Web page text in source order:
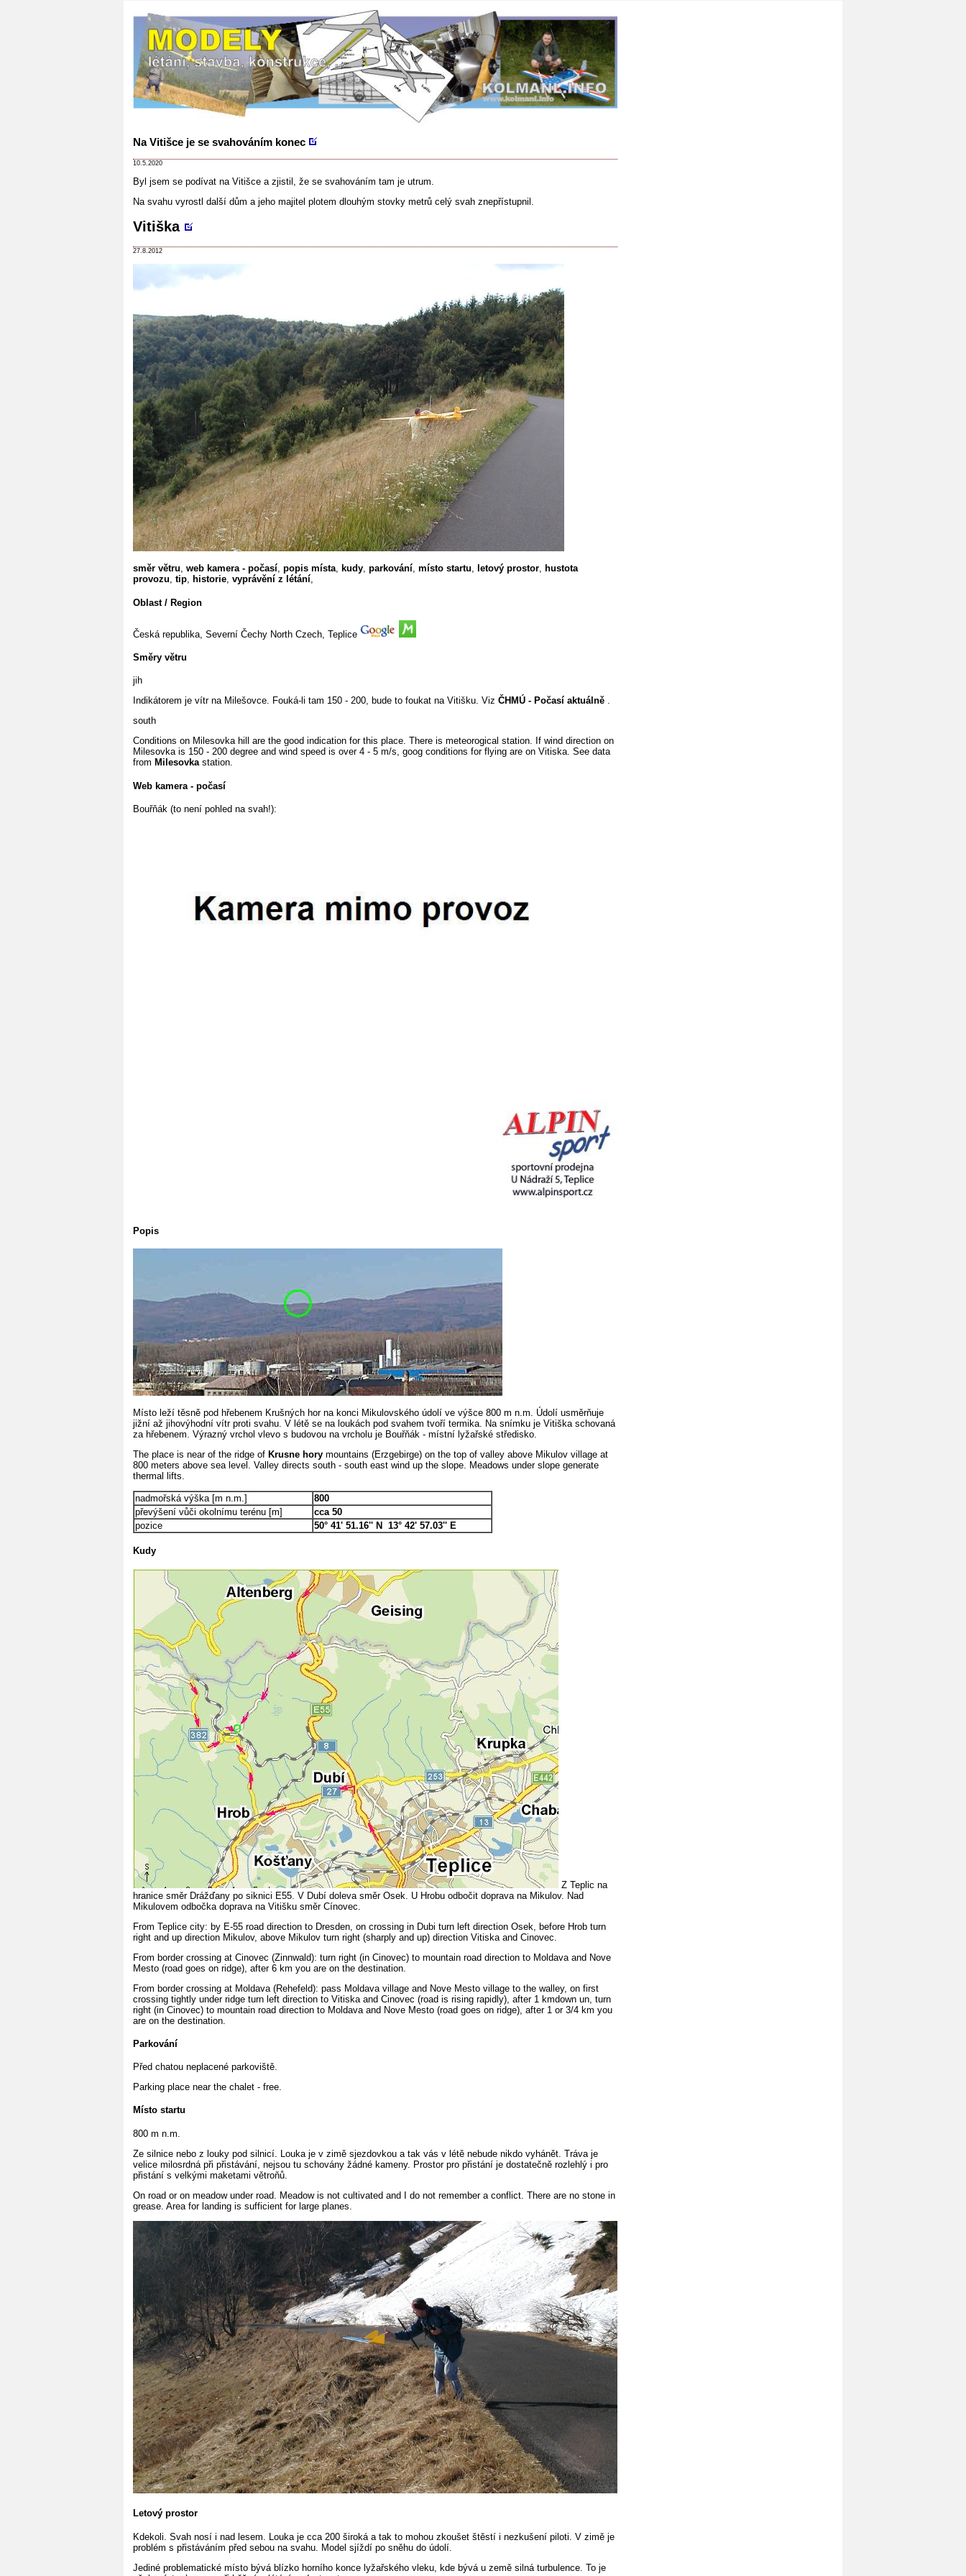
Na Vitišce je se svahováním konec
10.5.2020
Byl jsem se podívat na Vitišce a zjistil, že se svahováním tam je utrum.
Na svahu vyrostl další dům a jeho majitel plotem dlouhým stovky metrů celý svah znepřístupnil.
Vitiška
27.8.2012
směr větru, web kamera - počasí, popis místa, kudy, parkování, místo startu, letový prostor, hustota
provozu, tip, historie, vyprávění z létání,
Oblast / Region
Česká republika, Severní Čechy North Czech , Teplice
Směry větru
jih
Indikátorem je vítr na Milešovce. Fouká-li tam 150 - 200, bude to foukat na Vitišku. Viz ČHMÚ - Počasí aktuálně .
south
Conditions on Milesovka hill are the good indication for this place. There is meteorogical station. If wind direction on
Milesovka is 150 - 200 degree and wind speed is over 4 - 5 m/s, goog conditions for flying are on Vitiska. See data
from Milesovkastation.
Web kamera - počasí
Bouřňák (to není pohled na svah!):
Popis
Místo leží těsně pod hřebenem Krušných hor na konci Mikulovského údolí ve výšce 800 m n.m. Údolí usměrňuje
jižní až jihovýhodní vítr proti svahu. V létě se na loukách pod svahem tvoří termika. Na snímku je Vitiška schovaná
za hřebenem. Výrazný vrchol vlevo s budovou na vrcholu je Bouřňák - místní lyžařské středisko.
The place is near of the ridge of Krusne hory mountains (Erzgebirge) on the top of valley above Mikulov village at
800 meters above sea level. Valley directs south - south east wind up the slope. Meadows under slope generate
thermal lifts.
nadmořská výška [m n.m.]
800
převýšení vůči okolnímu terénu [m]
cca 50
pozice
50° 41' 51.16'' N 13° 42' 57.03'' E
Kudy
Z Teplic na
hranice směr Drážďany po siknici E55. V Dubí doleva směr Osek. U Hrobu odbočit doprava na Mikulov. Nad
Mikulovem odbočka doprava na Vitišku směr Cínovec.
From Teplice city: by E-55 road direction to Dresden, on crossing in Dubi turn left direction Osek, before Hrob turn
right and up direction Mikulov, above Mikulov turn right (sharply and up) direction Vitiska and Cinovec.
From border crossing at Cinovec (Zinnwald): turn right (in Cinovec) to mountain road direction to Moldava and Nove
Mesto (road goes on ridge), after 6 km you are on the destination.
From border crossing at Moldava (Rehefeld): pass Moldava village and Nove Mesto village to the walley, on first
crossing tightly under ridge turn left direction to Vitiska and Cinovec (road is rising rapidly), after 1 kmdown un, turn
right (in Cinovec) to mountain road direction to Moldava and Nove Mesto (road goes on ridge), after 1 or 3/4 km you
are on the destination.
Parkování
Před chatou neplacené parkoviště.
Parking place near the chalet - free.
Místo startu
800 m n.m.
Ze silnice nebo z louky pod silnicí. Louka je v zimě sjezdovkou a tak vás v létě nebude nikdo vyhánět. Tráva je
velice milosrdná při přistávání, nejsou tu schovány žádné kameny. Prostor pro přistání je dostatečně rozlehlý i pro
přistání s velkými maketami větroňů.
On road or on meadow under road. Meadow is not cultivated and I do not remember a conflict. There are no stone in
grease. Area for landing is sufficient for large planes.
Letový prostor
Kdekoli. Svah nosí i nad lesem. Louka je cca 200 široká a tak to mohou zkoušet štěstí i nezkušení piloti. V zimě je
problém s přistáváním před sebou na svahu. Model sjíždí po sněhu do údolí.
Jediné problematické místo bývá blízko horního konce lyžařského vleku, kde bývá u země silná turbulence. To je